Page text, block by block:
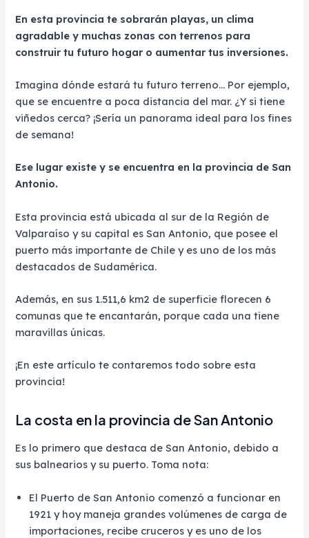
En esta provincia te sobrarán playas, un clima
agradable y muchas zonas con terrenos para
construir tu futuro hogar o aumentar tus inversiones.
Imagina dónde estará tu futuro terreno… Por ejemplo,
que se encuentre a poca distancia del mar. ¿Y si tiene
viñedos cerca? ¡Sería un panorama ideal para los fines
de semana!
Ese lugar existe y se encuentra en la provincia de San
Antonio.
Esta provincia está ubicada al sur de la Región de
Valparaíso y su capital es San Antonio, que posee el
puerto más importante de Chile y es uno de los más
destacados de Sudamérica.
Además, en sus 1.511,6 km2 de superficie florecen 6
comunas que te encantarán, porque cada una tiene
maravillas únicas.
¡En este artículo te contaremos todo sobre esta
provincia!
La costa en la provincia de San Antonio
Es lo primero que destaca de San Antonio, debido a
sus balnearios y su puerto. Toma nota:
El Puerto de San Antonio comenzó a funcionar en
1921 y hoy maneja grandes volúmenes de carga de
importaciones, recibe cruceros y es uno de los